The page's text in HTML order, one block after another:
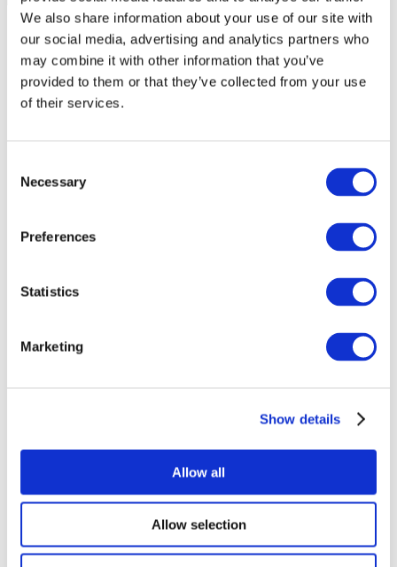
We also share information about your use of our site with
our social media, advertising and analytics partners who
may combine it with other information that you’ve
provided to them or that they’ve collected from your use
of their services.
Selection
Necessary
Preferences
Statistics
Marketing
Show details
Allow all
Allow selection
Всі заходи
Концерти